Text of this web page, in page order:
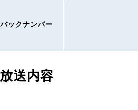
バックナンバー
放送内容